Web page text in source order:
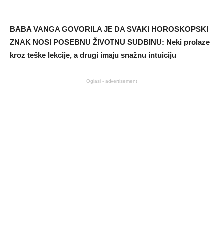
BABA VANGA GOVORILA JE DA SVAKI HOROSKOPSKI
ZNAK NOSI POSEBNU ŽIVOTNU SUDBINU: Neki prolaze
kroz teške lekcije, a drugi imaju snažnu intuiciju
Oglasi - advertisement